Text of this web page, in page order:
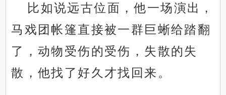
比如说远古位面，他一场演出，
马戏团帐篷直接被一群巨蜥给踏翻
了，动物受伤的受伤，失散的失
散，他找了好久才找回来。